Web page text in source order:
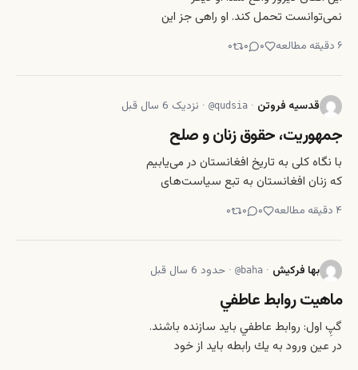
نمی‌توانست تحمل کند. او راهی جز این
نداشت. او باید می‌مُرد. حقیقتاً اگر من جای
او بودم خیلی وقت این کار را می‌کردم و
نمی‌گذاشتم رنج، بیشتر از آن مرا خُرد کند.
رنج شکنجه است و هر چه زودتر از
شکنجه بتوان فرار
۶ دقیقه مطالعه ۰ ۰ ۰
قدسیه فروتن ·
@qudsia
· نزدیک 6 سال قبل
جمهوریت، حقوق زنان و صلح
با نگاه کلی به تاریخ افغانستان در می‌یابیم
که زنان افغانستان به تبع سیاست‌های
کلی کشور در طول تاریخ وضعیت‌های
متفاوتی را با فراز و نشیب‌های زیادی
تجربه کرده‌اند؛ در برخی از مقاطع تاریخی
به عنوان دوره‌های طلایی و در برخی به
۴ دقیقه مطالعه ۰ ۰ ۰
بها فرکیش ·
@baha
· حدود 6 سال قبل
ماهيت روابط عاطفي
گپِ اول: روابط عاطفي بايد سازنده باشند.
در عين ورود به يك رابطه بايد از خود